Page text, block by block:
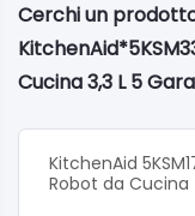
Controllo
Altezza
Larghezza
Altezza
Larghezza
Profondità
Cerchi un
Cucina 3,3 L 5
KitchenAid
Robot da Cucina